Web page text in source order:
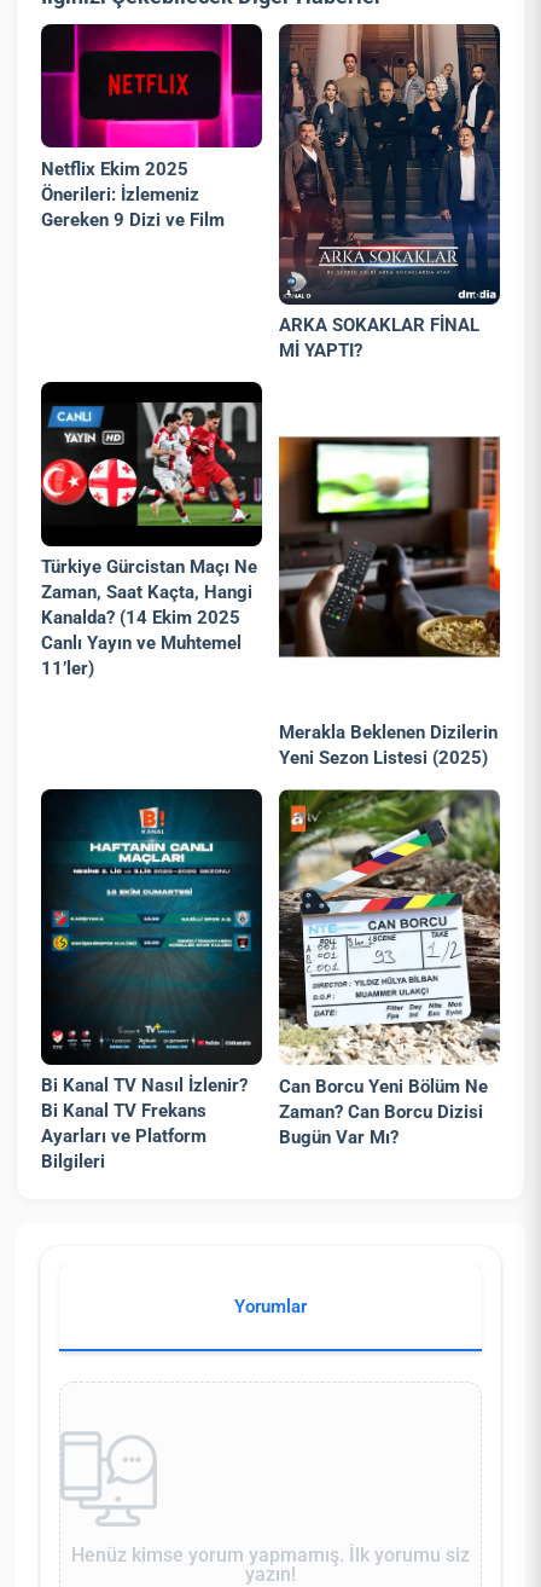
Netflix Ekim 2025
Önerileri: İzlemeniz
Gereken 9 Dizi ve Film
ARKA SOKAKLAR FİNAL
Mİ YAPTI?
Türkiye Gürcistan Maçı Ne
Zaman, Saat Kaçta, Hangi
Kanalda? (14 Ekim 2025
Canlı Yayın ve Muhtemel
11’ler)
Merakla Beklenen Dizilerin
Yeni Sezon Listesi (2025)
Bi Kanal TV Nasıl İzlenir?
Bi Kanal TV Frekans
Ayarları ve Platform
Bilgileri
Can Borcu Yeni Bölüm Ne
Zaman? Can Borcu Dizisi
Bugün Var Mı?
Yorumlar
Henüz kimse yorum yapmamış. İlk yorumu siz
yazın!